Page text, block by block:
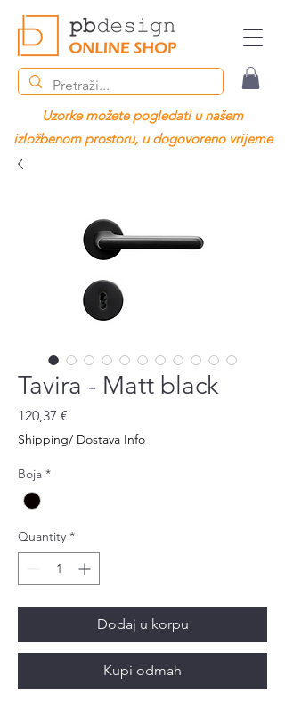
Uzorke možete pogledati u našem
izložbenom prostoru, u dogovoreno vrijeme
Tavira - Matt black
120,37 €
Shipping/ Dostava Info
Boja *
Quantity *
Dodaj u korpu
Kupi odmah